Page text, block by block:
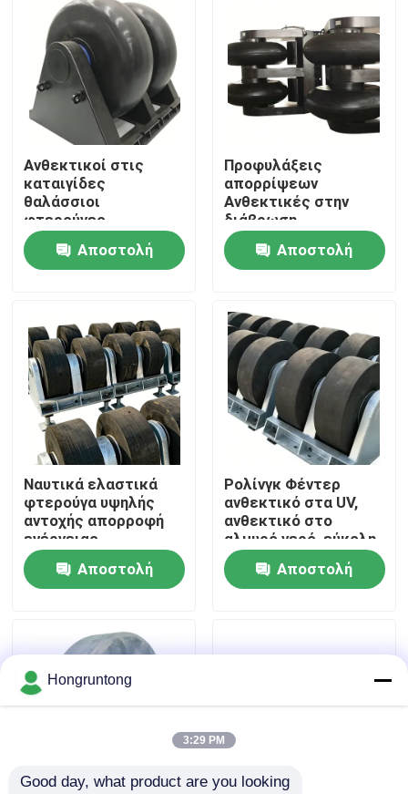
Σπίτι
Προϊόντα
Βίντεο
Σχετικά με εμάς
Επισκέψεις στο εργοστάσιο
Έλεγχος ποιότητας
Λαστιχένιο κιγκλίδωμα αποβαθρών
Πνευματικό λαστιχένιο κιγκλίδωμα
Ανθεκτικοί στις
καταιγίδες
θαλάσσιοι
φτερούγες
Ανθεκτικοί στη
διάβρωση με βαρύ
φορτίο Ευέλικτο
Αποστολή
Προφυλάξεις
απορρίψεων
Ανθεκτικές στην
διάβρωση
Αποστολή
Ναυτικά ελαστικά
φτερούγα υψηλής
αντοχής απορροφή
ενέργειας
περιστρεφόμενο
σχέδιο Αποστολή
Ρολίνγκ Φέντερ
ανθεκτικό στα UV,
ανθεκτικό στο
αλμυρό νερό, εύκολη
εγκατάσταση, μακρά
διάρκεια ζωής
Αποστολή
Hongruntong
3:29 PM
Good day, what product are you looking